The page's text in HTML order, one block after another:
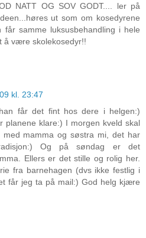
NATT OG SOV GODT.... ler på
ut som om kosedyrene
får samme luksusbehandling i hele
å være skolekosedyr!!
kl. 23:47
får det fint hos dere i helgen:)
planene klare:) I morgen kveld skal
mamma og søstra mi, det har
Og på søndag er det
Ellers er det stille og rolig her.
fra barnehagen (dvs ikke festlig i
får jeg ta på mail:) God helg kjære